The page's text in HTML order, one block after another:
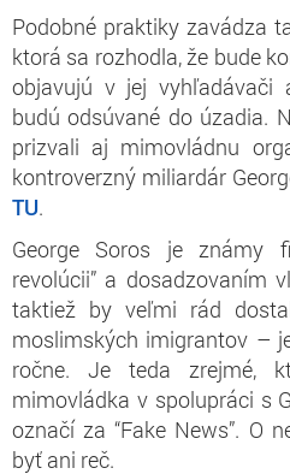
Podobné praktiky zavádza
ktorá sa rozhodla, že bude
objavujú v jej vyhľadávači
budú odsúvané do úzadia.
prizvali aj mimovládnu
kontroverzný miliardár
TU.
George Soros je známy
revolúcii” a dosadzovaním
taktiež by veľmi rád
moslimských imigrantov –
ročne. Je teda zrejmé,
mimovládka v spolupráci s
označí za “Fake News”. O
byť ani reč.